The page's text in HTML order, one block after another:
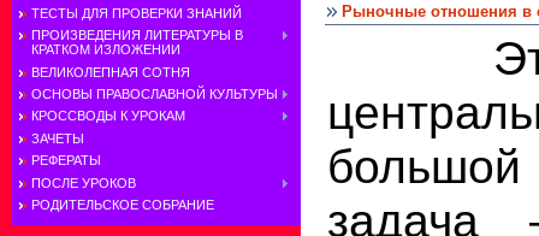
ТЕСТЫ ДЛЯ ПРОВЕРКИ ЗНАНИЙ
ПРОИЗВЕДЕНИЯ ЛИТЕРАТУРЫ В
КРАТКОМ ИЗЛОЖЕНИИ
ВЕЛИКОЛЕПНАЯ СОТНЯ
ОСНОВЫ ПРАВОСЛАВНОЙ КУЛЬТУРЫ
КРОССВОДЫ К УРОКАМ
ЗАЧЕТЫ
РЕФЕРАТЫ
ПОСЛЕ УРОКОВ
РОДИТЕЛЬСКОЕ СОБРАНИЕ
Рыночные отношения в
Этот